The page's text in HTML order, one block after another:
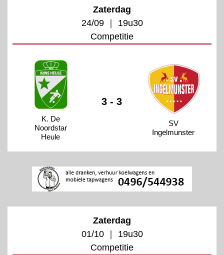
Zaterdag
24/09 ｜ 19u30
Competitie
K. De
Noordstar
Heule
3 - 3
SV
Ingelmunster
Zaterdag
01/10 ｜ 19u30
Competitie